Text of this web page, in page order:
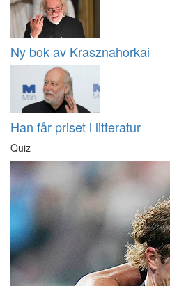
Ny bok av Krasznahorkai
Han får priset i litteratur
Quiz